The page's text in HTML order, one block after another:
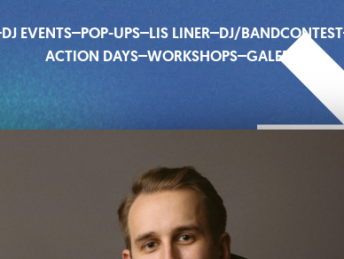
DJ EVENTS POP-UPS LIS LINER DJ/BANDCONTEST
ACTION DAYS WORKSHOPS GALERIE